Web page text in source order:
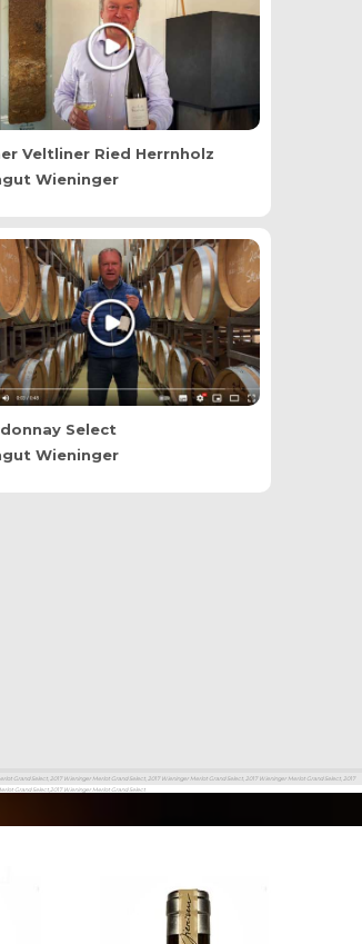
Veltliner Ried Herrnholz
Wieninger
Select
Wieninger
Grand Select, 2017 Wieninger Merlot Grand Select, 2017 Wieninger Merlot Grand Select, 2017 Wieninger Merlot Grand Select, 2017
Grand Select,2017 Wieninger Merlot Grand Select